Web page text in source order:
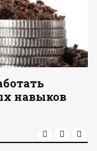
навыков